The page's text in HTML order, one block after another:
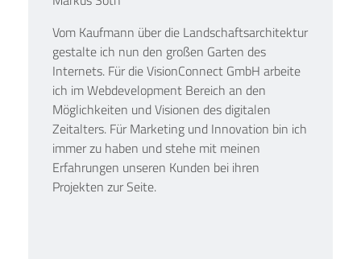
Vom Kaufmann über die Landschaftsarchitektur
gestalte ich nun den großen Garten des
Internets. Für die VisionConnect GmbH arbeite
ich im Webdevelopment Bereich an den
Möglichkeiten und Visionen des digitalen
Zeitalters. Für Marketing und Innovation bin ich
immer zu haben und stehe mit meinen
Erfahrungen unseren Kunden bei ihren
Projekten zur Seite.